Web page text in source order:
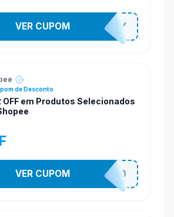
YESO274Y
VER CUPOM
de Desconto
OFF em Produtos Selecionados
VNOXVHJFD
VER CUPOM